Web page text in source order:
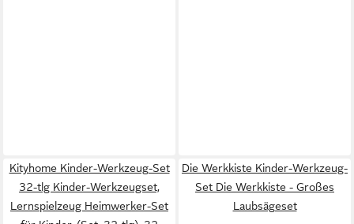
Kityhome Kinder-Werkzeug-Set
32-tlg Kinder-Werkzeugset,
Lernspielzeug Heimwerker-Set
Die Werkkiste Kinder-Werkzeug-
Set Die Werkkiste - Großes
Laubsägeset